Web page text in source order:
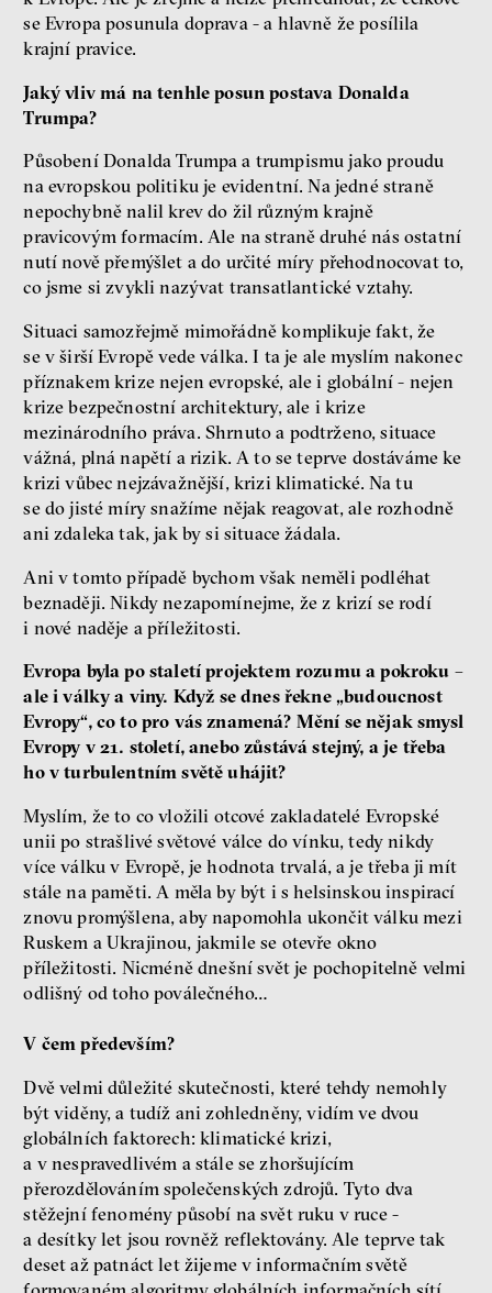
se Evropa posunula doprava - a hlavně že posílila
krajní pravice.
Jaký vliv má na tenhle posun postava Donalda
Trumpa?
Působení Donalda Trumpa a trumpismu jako proudu
na evropskou politiku je evidentní. Na jedné straně
nepochybně nalil krev do žil různým krajně
pravicovým formacím. Ale na straně druhé nás ostatní
nutí nově přemýšlet a do určité míry přehodnocovat to,
co jsme si zvykli nazývat transatlantické vztahy.
Situaci samozřejmě mimořádně komplikuje fakt, že
se v širší Evropě vede válka. I ta je ale myslím nakonec
příznakem krize nejen evropské, ale i globální - nejen
krize bezpečnostní architektury, ale i krize
mezinárodního práva. Shrnuto a podtrženo, situace
vážná, plná napětí a rizik. A to se teprve dostáváme ke
krizi vůbec nejzávažnější, krizi klimatické. Na tu
se do jisté míry snažíme nějak reagovat, ale rozhodně
ani zdaleka tak, jak by si situace žádala.
Ani v tomto případě bychom však neměli podléhat
beznaději. Nikdy nezapomínejme, že z krizí se rodí
i nové naděje a příležitosti.
Evropa byla po staletí projektem rozumu a pokroku –
ale i války a viny. Když se dnes řekne „budoucnost
Evropy“, co to pro vás znamená? Mění se nějak smysl
Evropy v 21. století, anebo zůstává stejný, a je třeba
ho v turbulentním světě uhájit?
Myslím, že to co vložili otcové zakladatelé Evropské
unii po strašlivé světové válce do vínku, tedy nikdy
více válku v Evropě, je hodnota trvalá, a je třeba ji mít
stále na paměti. A měla by být i s helsinskou inspirací
znovu promýšlena, aby napomohla ukončit válku mezi
Ruskem a Ukrajinou, jakmile se otevře okno
příležitosti. Nicméně dnešní svět je pochopitelně velmi
odlišný od toho poválečného…
V čem především?
Dvě velmi důležité skutečnosti, které tehdy nemohly
být viděny, a tudíž ani zohledněny, vidím ve dvou
globálních faktorech: klimatické krizi,
a v nespravedlivém a stále se zhoršujícím
přerozdělováním společenských zdrojů. Tyto dva
stěžejní fenomény působí na svět ruku v ruce -
a desítky let jsou rovněž reflektovány. Ale teprve tak
deset až patnáct let žijeme v informačním světě